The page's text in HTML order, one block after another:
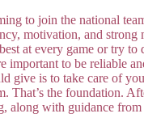
to join the national
motivation, and strong
at every game or try to
important to be reliable
give is to take care of
That’s the foundation.
along with guidance from